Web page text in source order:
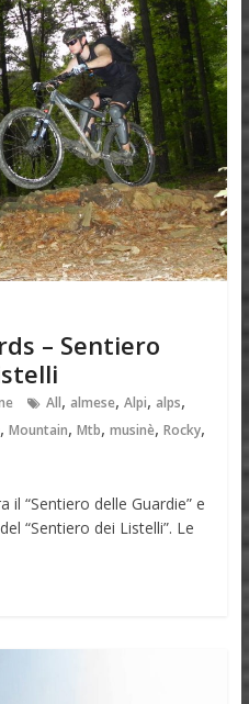
– Sentiero
All, almese, Alpi, alps,
, Mountain, Mtb, musinè, Rocky,
il “Sentiero delle Guardie” e
“Sentiero dei Listelli”. Le